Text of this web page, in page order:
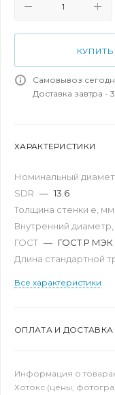
КУПИТЬ
Самовывоз
Доставка завтра -
ХАРАКТЕРИСТИКИ
Номинальный
SDR — 13.6
Толщина стенки e, мм
Внутренний
ГОСТ — ГОСТ Р МЭК
Длина стандартной
Все характеристики
ОПЛАТА И ДОСТАВКА
Информация о
Хотокс (цены,